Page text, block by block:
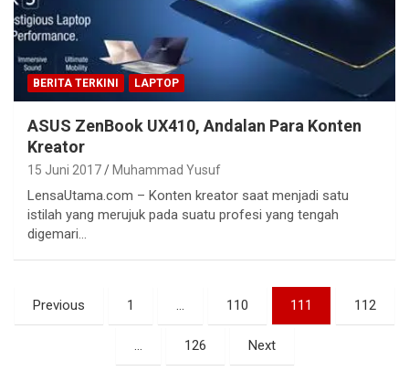
BERITA TERKINI LAPTOP
ASUS ZenBook UX410, Andalan Para Konten
Kreator
15 Juni 2017 Muhammad Yusuf
LensaUtama.com – Konten kreator saat menjadi satu
istilah yang merujuk pada suatu profesi yang tengah
digemari…
Paginasi
pos
Previous 1 … 110 111 112
… 126 Next